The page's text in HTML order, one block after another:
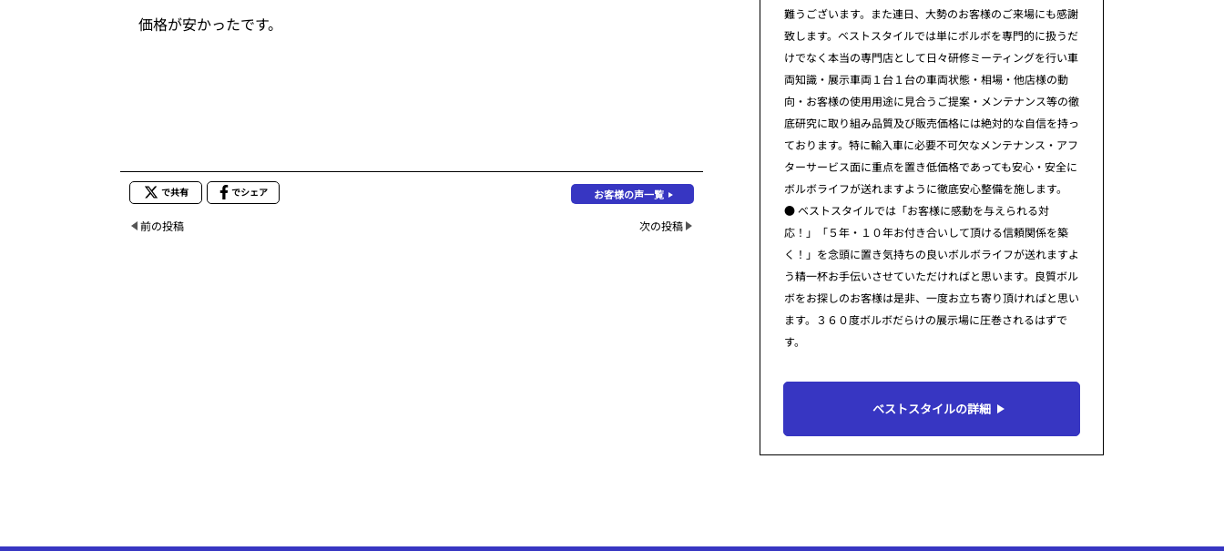
価格が安かったです。
で共有 でシェア お客様の声一覧
前の投稿 次の投稿
難うございます。また連日、大勢のお客様のご来場にも感謝
致します。ベストスタイルでは単にボルボを専門的に扱うだ
けでなく本当の専門店として日々研修ミーティングを行い車
両知識・展示車両１台１台の車両状態・相場・他店様の動
向・お客様の使用用途に見合うご提案・メンテナンス等の徹
底研究に取り組み品質及び販売価格には絶対的な自信を持っ
ております。特に輸入車に必要不可欠なメンテナンス・アフ
ターサービス面に重点を置き低価格であっても安心・安全に
ボルボライフが送れますように徹底安心整備を施します。
● ベストスタイルでは「お客様に感動を与えられる対
応！」「５年・１０年お付き合いして頂ける信頼関係を築
く！」を念頭に置き気持ちの良いボルボライフが送れますよ
う精一杯お手伝いさせていただければと思います。良質ボル
ボをお探しのお客様は是非、一度お立ち寄り頂ければと思い
ます。３６０度ボルボだらけの展示場に圧巻されるはずで
す。
ベストスタイルの詳細